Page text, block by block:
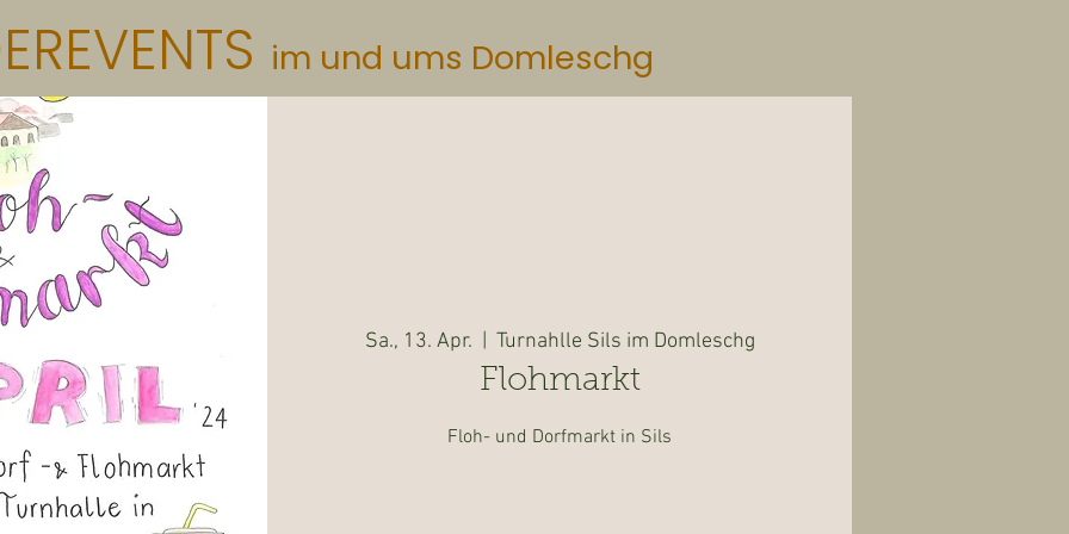
im und ums Domleschg
Sa., 13. Apr. Turnahlle Sils im Domleschg
Flohmarkt
Floh- und Dorfmarkt in Sils